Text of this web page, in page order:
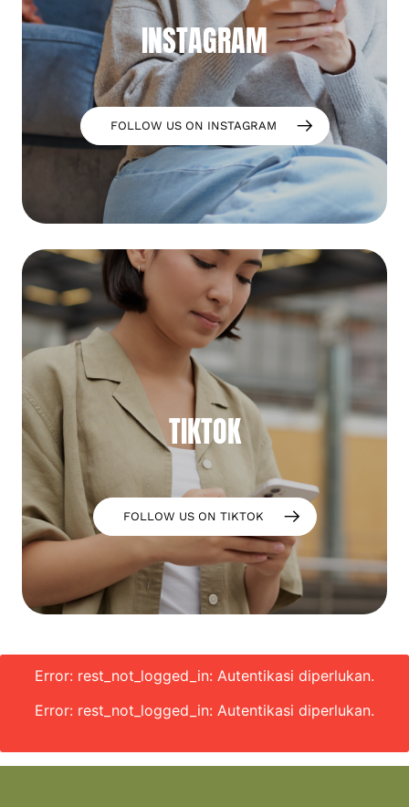
INSTAGRAM
FOLLOW US ON INSTAGRAM
TIKTOK
FOLLOW US ON TIKTOK
Error: rest_not_logged_in: Autentikasi diperlukan.
Error: rest_not_logged_in: Autentikasi diperlukan.